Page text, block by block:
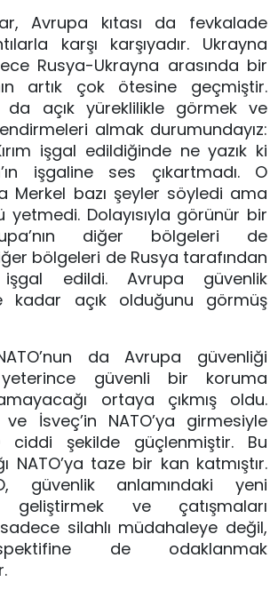
Avrupa kıtası da fevkalade
karşı karşıyadır. Ukrayna
Rusya-Ukrayna arasında bir
artık çok ötesine geçmiştir.
da açık yüreklilikle görmek ve
almak durumundayız:
işgal edildiğinde ne yazık ki
işgaline ses çıkartmadı. O
Merkel bazı şeyler söyledi ama
Dolayısıyla görünür bir
diğer bölgeleri de
bölgeleri de Rusya tarafından
edildi. Avrupa güvenlik
kadar açık olduğunu görmüş
da Avrupa güvenliği
yeterince güvenli bir koruma
ortaya çıkmış oldu.
ve İsveç’in NATO’ya girmesiyle
ciddi şekilde güçlenmiştir. Bu
NATO’ya taze bir kan katmıştır.
güvenlik anlamındaki yeni
geliştirmek ve çatışmaları
silahlı müdahaleye değil,
de odaklanmak